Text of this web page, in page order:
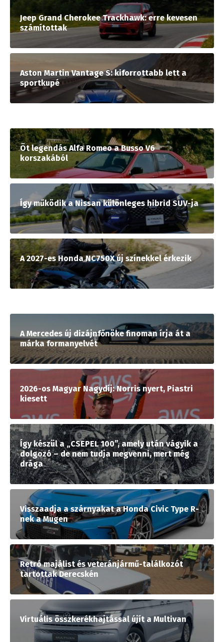
Jeep Grand Cherokee Trackhawk: erre kevesen
számítottak
Aston Martin Vantage S: kiforrottabb lett a
sportkupé
Öt legendás Alfa Romeo a Busso V6
korszakából
Így működik a Nissan különleges hibrid SUV-ja
A 2027-es Honda NC750X új színekkel érkezik
A Mercedes új dizájnfőnöke finoman írja át a
márka formanyelvét
2026-os Magyar Nagydíj: Norris nyert, Piastri
kiesett
Így készül a „CSEPEL 100”, amely után vágyik a
dolgozó – de nem tudja megvenni, mert még
drága
Visszaadja a szárnyakat a Honda Civic Type R-
nek a Mugen
Retró majálist és veteránjármű-találkozót
tartottak Derecskén
Virtuális összkerékhajtással újít a Multivan